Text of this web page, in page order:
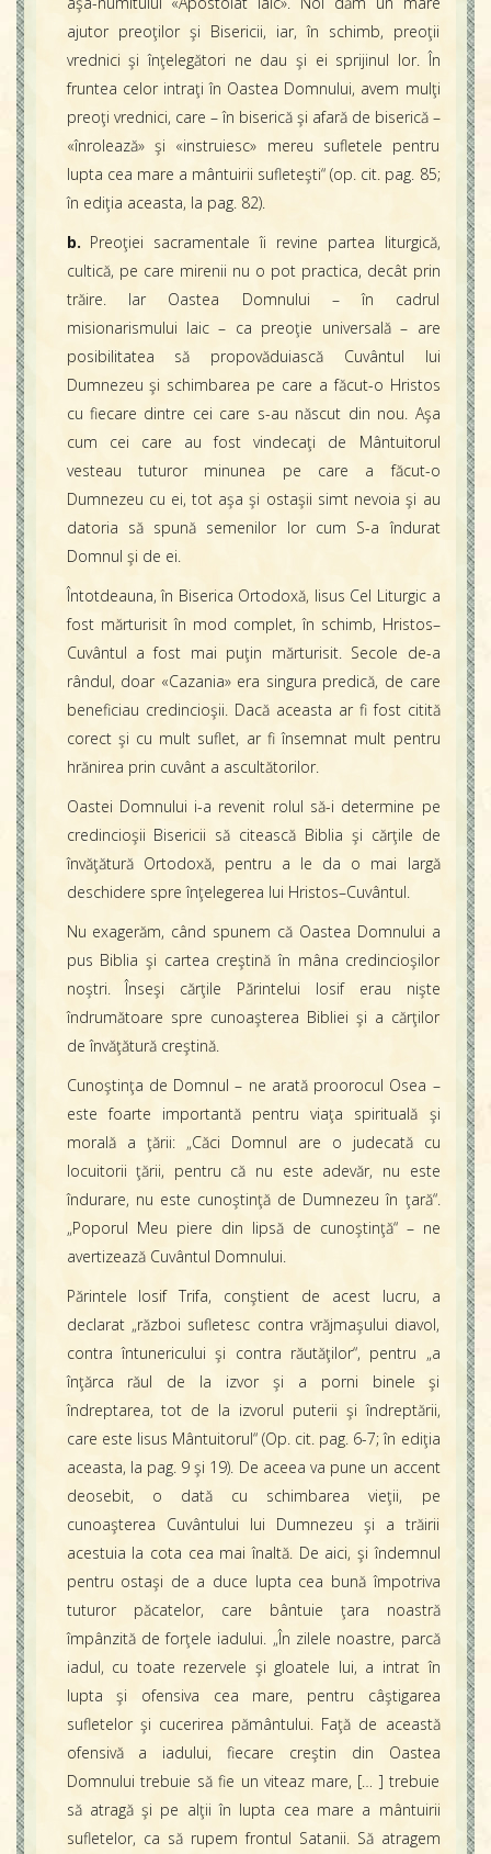
ajutor preoţilor şi Bisericii, iar, în schimb, preoţii
vrednici şi înţelegători ne dau şi ei sprijinul lor. În
fruntea celor intraţi în Oastea Domnului, avem mulţi
preoţi vrednici, care – în biserică şi afară de biserică –
«înrolează» şi «instruiesc» mereu sufletele pentru
lupta cea mare a mântuirii sufleteşti“ (op. cit. pag. 85;
în ediţia aceasta, la pag. 82).
b. Preoţiei sacramentale îi revine partea liturgică,
cultică, pe care mirenii nu o pot practica, decât prin
trăire. Iar Oastea Domnului – în cadrul
misionarismului laic – ca preoţie universală – are
posibilitatea să propovăduiască Cuvântul lui
Dumnezeu şi schimbarea pe care a făcut-o Hristos
cu fiecare dintre cei care s-au născut din nou. Aşa
cum cei care au fost vindecaţi de Mântuitorul
vesteau tuturor minunea pe care a făcut-o
Dumnezeu cu ei, tot aşa şi ostaşii simt nevoia şi au
datoria să spună semenilor lor cum S-a îndurat
Domnul şi de ei.
Întotdeauna, în Biserica Ortodoxă, Iisus Cel Liturgic a
fost mărturisit în mod complet, în schimb, Hristos–
Cuvântul a fost mai puţin mărturisit. Secole de-a
rândul, doar «Cazania» era singura predică, de care
beneficiau credincioşii. Dacă aceasta ar fi fost citită
corect şi cu mult suflet, ar fi însemnat mult pentru
hrănirea prin cuvânt a ascultătorilor.
Oastei Domnului i-a revenit rolul să-i determine pe
credincioşii Bisericii să citească Biblia şi cărţile de
învăţătură Ortodoxă, pentru a le da o mai largă
deschidere spre înţelegerea lui Hristos–Cuvântul.
Nu exagerăm, când spunem că Oastea Domnului a
pus Biblia şi cartea creştină în mâna credincioşilor
noştri. Înseşi cărţile Părintelui Iosif erau nişte
îndrumătoare spre cunoaşterea Bibliei şi a cărţilor
de învăţătură creştină.
Cunoştinţa de Domnul – ne arată proorocul Osea –
este foarte importantă pentru viaţa spirituală şi
morală a ţării: „Căci Domnul are o judecată cu
locuitorii ţării, pentru că nu este adevăr, nu este
îndurare, nu este cunoştinţă de Dumnezeu în ţară“.
„Poporul Meu piere din lipsă de cunoştinţă“ – ne
avertizează Cuvântul Domnului.
Părintele Iosif Trifa, conştient de acest lucru, a
declarat „război sufletesc contra vrăjmaşului diavol,
contra întunericului şi contra răutăţilor“, pentru „a
înţărca răul de la izvor şi a porni binele şi
îndreptarea, tot de la izvorul puterii şi îndreptării,
care este Iisus Mântuitorul“ (Op. cit. pag. 6-7; în ediţia
aceasta, la pag. 9 şi 19). De aceea va pune un accent
deosebit, o dată cu schimbarea vieţii, pe
cunoaşterea Cuvântului lui Dumnezeu şi a trăirii
acestuia la cota cea mai înaltă. De aici, şi îndemnul
pentru ostaşi de a duce lupta cea bună împotriva
tuturor păcatelor, care bântuie ţara noastră
împânzită de forţele iadului. „În zilele noastre, parcă
iadul, cu toate rezervele şi gloatele lui, a intrat în
lupta şi ofensiva cea mare, pentru câştigarea
sufletelor şi cucerirea pământului. Faţă de această
ofensivă a iadului, fiecare creştin din Oastea
Domnului trebuie să fie un viteaz mare, [… ] trebuie
să atragă şi pe alţii în lupta cea mare a mântuirii
sufletelor, ca să rupem frontul Satanii. Să atragem